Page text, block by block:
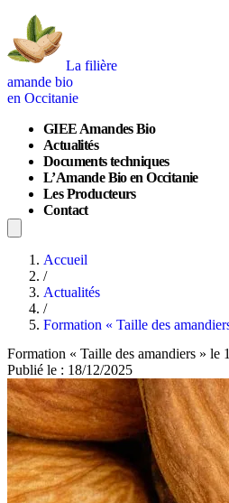
La filière
amande bio
en Occitanie
GIEE Amandes Bio
Actualités
Documents techniques
L’Amande Bio en Occitanie
Les Producteurs
Contact
Accueil
/
Actualités
/
Formation « Taille des
Formation « Taille des amandiers » le
Publié le : 18/12/2025